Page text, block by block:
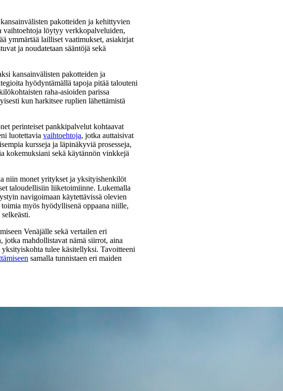
pakotteiden ja kehittyvien
vaihtoehtoja löytyy verkkopalveluiden,
ymmärtää lailliset vaatimukset, asiakirjat
ja noudatetaan sääntöjä sekä
kansainvälisten pakotteiden ja
hyödyntämällä tapoja pitää talouteni
raha-asioiden parissa
kun harkitsee ruplien lähettämistä
perinteiset pankkipalvelut kohtaavat
luotettavia vaihtoehtoja, jotka auttaisivat
kursseja ja läpinäkyviä prosesseja,
kokemuksiani sekä käytännön vinkkejä
niin monet yritykset ja yksityishenkilöt
taloudellisiin liiketoimiinne. Lukemalla
navigoimaan käytettävissä olevien
myös hyödyllisenä oppaana niille,
Venäjälle sekä vertailen eri
jotka mahdollistavat nämä siirrot, aina
tulee käsitellyksi. Tavoitteeni
samalla tunnistaen eri maiden